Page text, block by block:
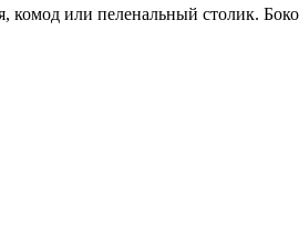
или пеленальный столик.